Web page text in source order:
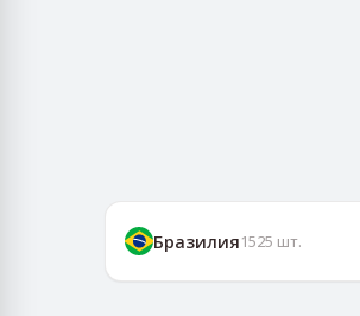
Бразилия1525 шт.